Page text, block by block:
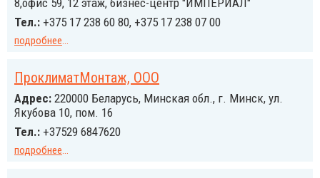
8,офис 59, 12 этаж, бизнес-центр "ИМПЕРИАЛ"
Тел.: +375 17 238 60 80, +375 17 238 07 00
подробнее...
ПроклиматМонтаж, ООО
Адрес: 220000 Беларусь, Минская обл., г. Минск, ул.
Якубова 10, пом. 16
Тел.: +37529 6847620
подробнее...